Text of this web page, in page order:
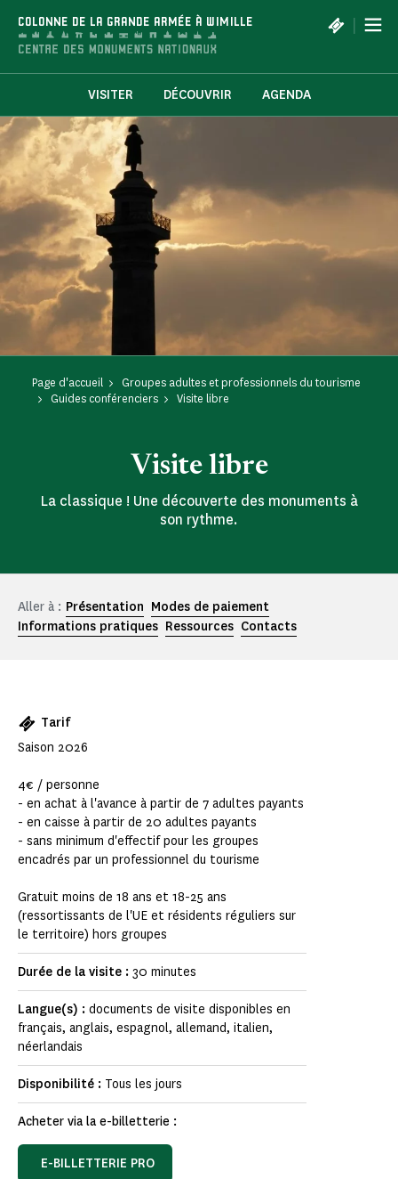
COLONNE DE LA GRANDE ARMÉE À WIMILLE |
VISITER DÉCOUVRIR AGENDA
Page d'accueil
Groupes adultes et professionnels du tourisme
Guides conférenciers
Visite libre
Visite libre
La classique ! Une découverte des monuments à
son rythme.
Aller à : Présentation Modes de paiement
Informations pratiques Ressources Contacts
Tarif
Saison 2026
4€ / personne
- en achat à l'avance à partir de 7 adultes payants
- en caisse à partir de 20 adultes payants
- sans minimum d'effectif pour les groupes
encadrés par un professionnel du tourisme
Gratuit moins de 18 ans et 18-25 ans
(ressortissants de l'UE et résidents réguliers sur
le territoire) hors groupes
Durée de la visite : 30 minutes
Langue(s) : documents de visite disponibles en
français, anglais, espagnol, allemand, italien,
néerlandais
Disponibilité : Tous les jours
Acheter via la e-billetterie :
E-BILLETTERIE PRO